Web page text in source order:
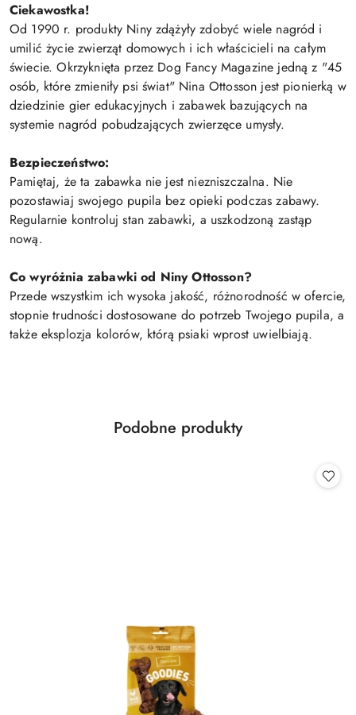
Ciekawostka!
Od 1990 r. produkty Niny zdążyły zdobyć wiele nagród i
umilić życie zwierząt domowych i ich właścicieli na całym
świecie. Okrzyknięta przez Dog Fancy Magazine jedną z "45
osób, które zmieniły psi świat" Nina Ottosson jest pionierką w
dziedzinie gier edukacyjnych i zabawek bazujących na
systemie nagród pobudzających zwierzęce umysły.
Bezpieczeństwo:
Pamiętaj, że ta zabawka nie jest niezniszczalna. Nie
pozostawiaj swojego pupila bez opieki podczas zabawy.
Regularnie kontroluj stan zabawki, a uszkodzoną zastąp
nową.
Co wyróżnia zabawki od Niny Ottosson?
Przede wszystkim ich wysoka jakość, różnorodność w ofercie,
stopnie trudności dostosowane do potrzeb Twojego pupila, a
także eksplozja kolorów, którą psiaki wprost uwielbiają.
Pomiń karuzelę produktów
Produkty
Podobne produkty